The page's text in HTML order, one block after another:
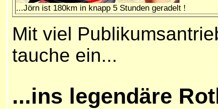
...Jörn ist 180km in knapp 5 Stunden geradelt !
Mit viel
tauche ein...
...ins legendäre